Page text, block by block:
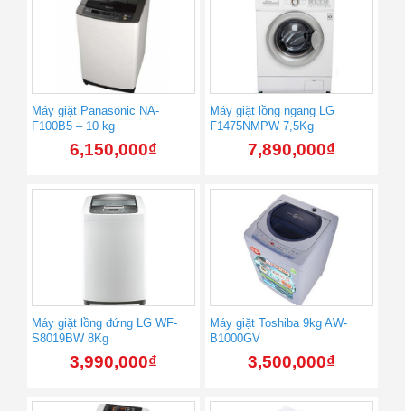
Máy giặt Panasonic NA-
F100B5 – 10 kg
6,150,000₫
Máy giặt lồng ngang LG
F1475NMPW 7,5Kg
7,890,000₫
Máy giặt lồng đứng LG WF-
S8019BW 8Kg
3,990,000₫
Máy giặt Toshiba 9kg AW-
B1000GV
3,500,000₫